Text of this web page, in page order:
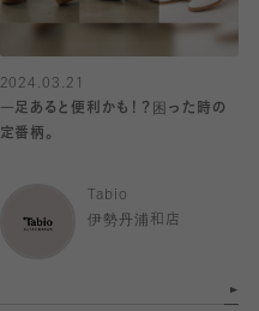
2024.03.21
一足あると便利かも！？困った時の
定番柄。
Tabio
伊勢丹浦和店